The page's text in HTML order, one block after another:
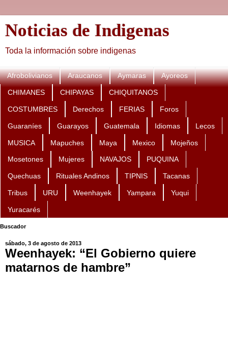
Noticias de Indigenas
Toda la información sobre indigenas
Afrobolivianos Araucanos Aymaras Ayoreos
CHIMANES CHIPAYAS CHIQUITANOS
COSTUMBRES Derechos FERIAS Foros
Guaraníes Guarayos Guatemala Idiomas Lecos
MUSICA Mapuches Maya Mexico Mojeños
Mosetones Mujeres NAVAJOS PUQUINA
Quechuas Rituales Andinos TIPNIS Tacanas
Tribus URU Weenhayek Yampara Yuqui
Yuracarés
Buscador
sábado, 3 de agosto de 2013
Weenhayek: “El Gobierno quiere
matarnos de hambre”